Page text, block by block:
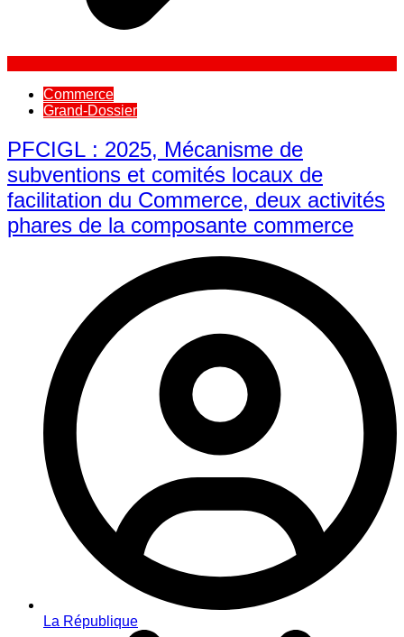
Commerce
Grand-Dossier
PFCIGL : 2025, Mécanisme de
subventions et comités locaux de
facilitation du Commerce, deux activités
phares de la composante commerce
La République